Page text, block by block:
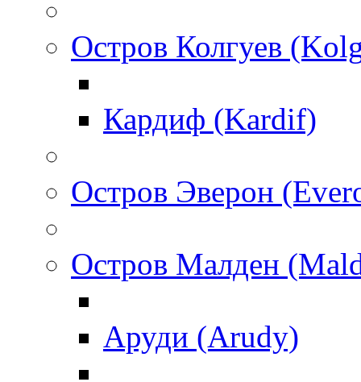
Остров Колгуев
Кардиф (Kardif)
Остров Эверон
Остров Малден
Аруди (Arudy)